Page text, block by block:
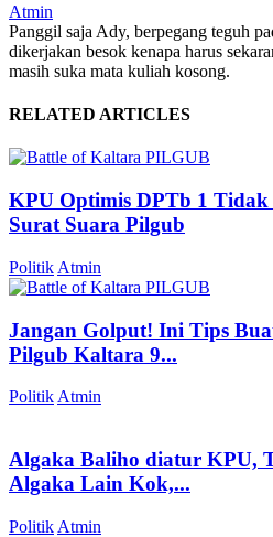
Atmin
Panggil saja Ady, berpegang teguh
dikerjakan besok kenapa harus
masih suka mata kuliah kosong.
RELATED ARTICLES
KPU Optimis DPTb 1
Surat Suara Pilgub
Politik Atmin
Jangan Golput! Ini Tips
Pilgub Kaltara 9...
Politik Atmin
Algaka Baliho diatur KPU,
Algaka Lain Kok,...
Politik Atmin